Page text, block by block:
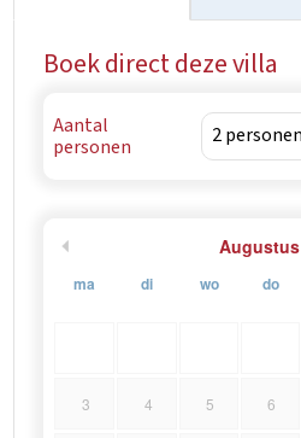
Boek direct deze villa
Aantal
personen
Augustus
ma di wo do
3 4 5 6